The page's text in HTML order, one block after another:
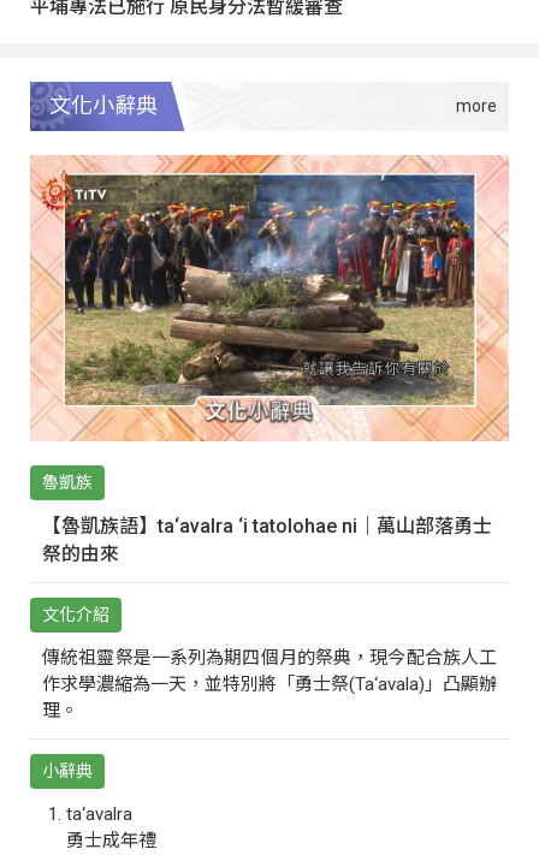
文化小辭典
魯凱族
【魯凱族語】ta‘avalra ‘i tatolohae ni｜萬山部落勇士
祭的由來
文化介紹
傳統祖靈祭是一系列為期四個月的祭典，現今配合族人工
作求學濃縮為一天，並特別將「勇士祭(Ta‘avala)」凸顯辦
理。
小辭典
ta‘avalra
勇士成年禮